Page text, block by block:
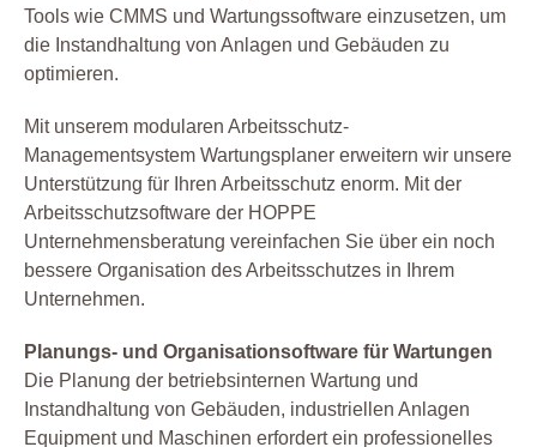
Tools wie CMMS und Wartungssoftware einzusetzen, um
die Instandhaltung von Anlagen und Gebäuden zu
optimieren.
Mit unserem modularen Arbeitsschutz-
Managementsystem Wartungsplaner erweitern wir unsere
Unterstützung für Ihren Arbeitsschutz enorm. Mit der
Arbeitsschutzsoftware der HOPPE
Unternehmensberatung vereinfachen Sie über ein noch
bessere Organisation des Arbeitsschutzes in Ihrem
Unternehmen.
Planungs- und Organisationsoftware für Wartungen
Die Planung der betriebsinternen Wartung und
Instandhaltung von Gebäuden, industriellen Anlagen
Equipment und Maschinen erfordert ein professionelles